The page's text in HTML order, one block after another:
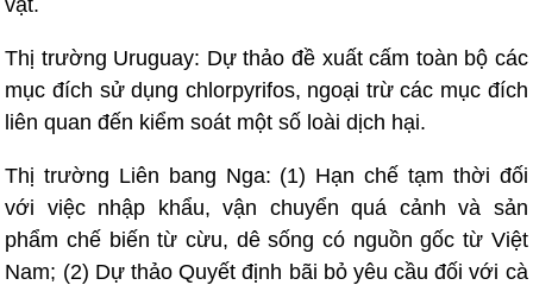
vật.
Thị trường Uruguay: Dự thảo đề xuất cấm toàn bộ các
mục đích sử dụng chlorpyrifos, ngoại trừ các mục đích
liên quan đến kiểm soát một số loài dịch hại.
Thị trường Liên bang Nga: (1) Hạn chế tạm thời đối
với việc nhập khẩu, vận chuyển quá cảnh và sản
phẩm chế biến từ cừu, dê sống có nguồn gốc từ Việt
Nam; (2) Dự thảo Quyết định bãi bỏ yêu cầu đối với cà